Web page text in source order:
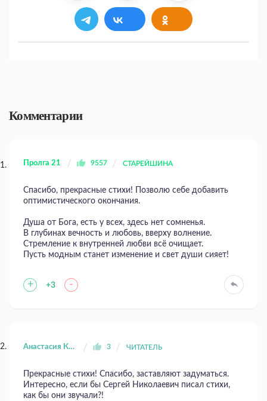
Комментарии
Пролга 21 9557 СТАРЕЙШИНА
Спасибо, прекрасные стихи! Позволю себе добавить
оптимистического окончания.
Душа от Бога, есть у всех, здесь нет сомненья.
В глубинах вечность и любовь, вверху волнение.
Стремление к внутренней любви всё очищает.
Пусть модным станет изменение и свет души сияет!
+ +3 -
Анастасия Кинцель 3 ЧИТАТЕЛЬ
Прекрасные стихи! Спасибо, заставляют задуматься.
Интересно, если бы Сергей Николаевич писал стихи,
как бы они звучали?!